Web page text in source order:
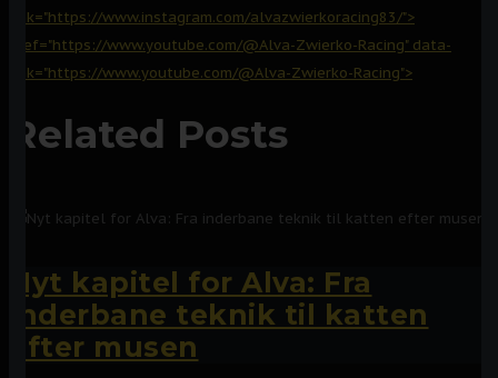
link="https://www.instagram.com/alvazwierkoracing83/">
href="https://www.youtube.com/@Alva-Zwierko-Racing" data-
link="https://www.youtube.com/@Alva-Zwierko-Racing">
Related Posts
Nyt kapitel for Alva: Fra
inderbane teknik til katten
efter musen